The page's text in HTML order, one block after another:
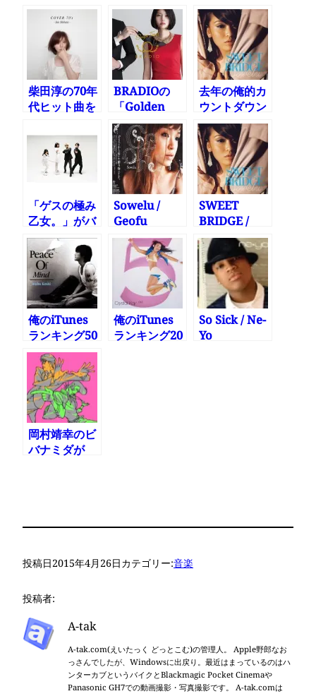
柴田淳の70年
代ヒット曲を
ルバムが
iTunesで1位
BRADIOの
「Golden
Liar」がファ
ンキーで楽し
くなってくる
去年の俺的カ
ウントダウン
TV
「ゲスの極み
乙女。」がバ
ンド名の割に
結構かっこい
い
Sowelu /
Geofu
SWEET
BRIDGE /
Sowelu
俺のiTunes
ランキング50
位〜21位
俺のiTunes
ランキング20
So Sick / Ne-
Yo
岡村靖幸のビ
バナミダが
投稿日2015年4月26日カテゴリー:音楽
投稿者:
A-tak
A-tak.com(えいたっく どっとこむ)の管理人。 Apple野郎なお
っさんでしたが、Windowsに出戻り。最近はまっているのはハ
ンターカブというバイクとBlackmagic Pocket Cinemaや
Panasonic GH7での動画撮影・写真撮影です。 A-tak.comは